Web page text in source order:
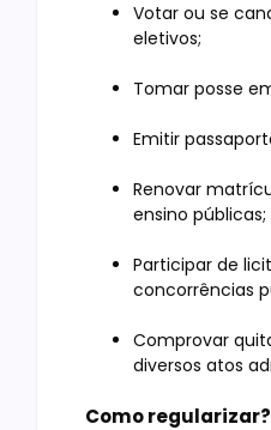
Votar ou se
eletivos;
Tomar posse
Emitir
Renovar
ensino públicas;
Participar de
concorrências
Comprovar
diversos atos
Como regularizar?